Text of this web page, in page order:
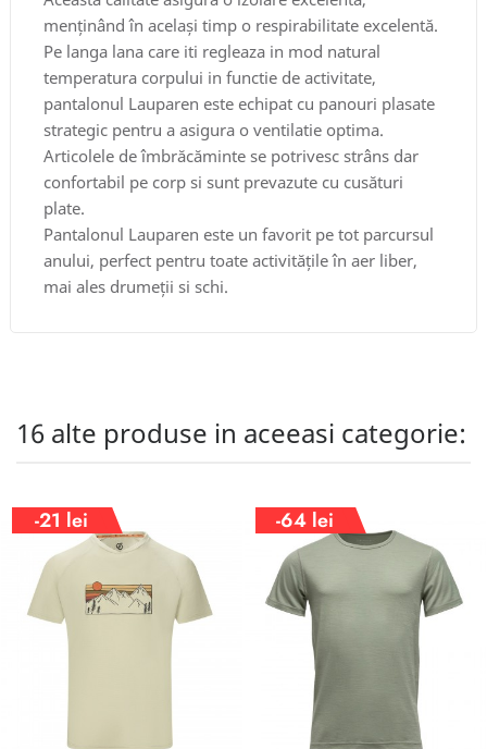
menținând în același timp o respirabilitate excelentă.
Pe langa lana care iti regleaza in mod natural
temperatura corpului in functie de activitate,
pantalonul Lauparen este echipat cu panouri plasate
strategic pentru a asigura o ventilatie optima.
Articolele de îmbrăcăminte se potrivesc strâns dar
confortabil pe corp si sunt prevazute cu cusături
plate.
Pantalonul Lauparen este un favorit pe tot parcursul
anului, perfect pentru toate activitățile în aer liber,
mai ales drumeții si schi.
16 alte produse in aceeasi categorie:
-21 lei -64 lei